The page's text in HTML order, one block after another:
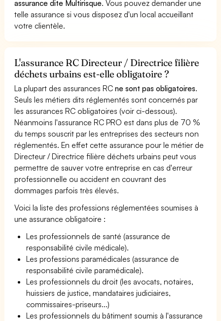
assurance dite Multirisque. Vous pouvez demander une
telle assurance si vous disposez d'un local accueillant
votre clientèle.
L'assurance RC Directeur / Directrice filière
déchets urbains est-elle obligatoire ?
La plupart des assurances RCne sont pas obligatoires.
Seuls les métiers dits réglementés sont concernés par
les assurances RC obligatoires (voir ci-dessous).
Néanmoins l'assurance RC PRO est dans plus de 70 %
du temps souscrit par les entreprises des secteurs non
réglementés. En effet cette assurance pour le métier de
Directeur / Directrice filière déchets urbains peut vous
permettre de sauver votre entreprise en cas d'erreur
professionnelle ou accident en couvrant des
dommages parfois très élevés.
Voici la liste des professions réglementées soumises à
une assurance obligatoire :
Les professionnels de santé (assurance de
responsabilité civile médicale).
Les professions paramédicales (assurance de
responsabilité civile paramédicale).
Les professionnels du droit (les avocats, notaires,
huissiers de justice, mandataires judiciaires,
commissaires-priseurs...)
Les professionnels du bâtiment soumis à l'assurance